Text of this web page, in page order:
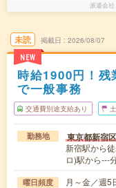
派遣会社
未読
NEW
掲載日 2026/08/07
時給1900円！
で一般事務
交通費別途支給あり
勤務地 東京都新宿区
新宿駅から
ロ)駅から---
曜日頻度 月～金／週5